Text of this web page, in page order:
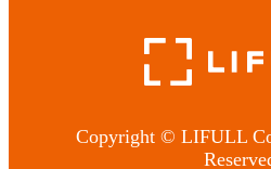
Copyright © LIFULL